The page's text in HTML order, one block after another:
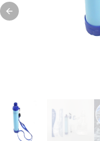
Previous slide